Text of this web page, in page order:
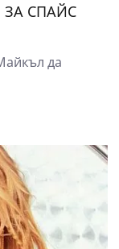
СПАЙС
да